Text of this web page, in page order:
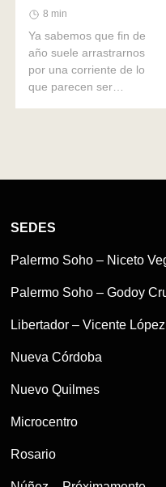
8 min
Ya sabemos que fin de
año suele arrastrarnos
por una corriente de lo
que parecen ser
SEDES
Palermo Soho – Niceto
Palermo Soho – Godoy
Libertador – Vicente López
Nueva Córdoba
Nuevo Quilmes
Microcentro
Rosario